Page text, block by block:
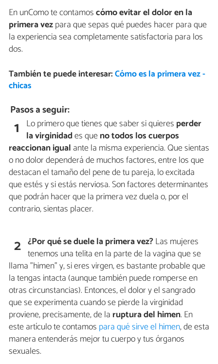
En unComo te contamoscómo evitar el dolor en la
primera vezpara que sepas qué puedes hacer para que
la experiencia sea completamente satisfactoria para los
dos.
También te puede interesar:Cómo es la primera vez -
chicas
Pasos a seguir:
1 Lo primero que tienes que saber si quieres perder
la virginidades queno todos los cuerpos
reaccionan igual ante la misma experiencia. Que sientas
o no dolor dependerá de muchos factores, entre los que
destacan el tamaño del pene de tu pareja, lo excitada
que estés y si estás nerviosa. Son factores determinantes
que podrán hacer que la primera vez duela o, por el
contrario, sientas placer.
2 ¿Por qué se duele la primera vez?Las mujeres
tenemos una telita en la parte de la vagina que se
llama "himen" y, si eres virgen, es bastante probable que
la tengas intacta (aunque también puede romperse en
otras circunstancias). Entonces, el dolor y el sangrado
que se experimenta cuando se pierde la virginidad
proviene, precisamente, de la ruptura del himen. En
este artículo te contamos para qué sirve el himen, de esta
manera entenderás mejor tu cuerpo y tus órganos
sexuales.